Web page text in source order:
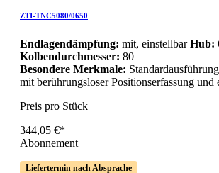
ZTI-TNC5080/0650
Endlagendämpfung: mit, einstellbarHub:
Kolbendurchmesser: 80
Besondere Merkmale:
mit berührungsloser Positionserfassung
Preis pro Stück
344,05 €*
Abonnement
Liefertermin nach Absprache